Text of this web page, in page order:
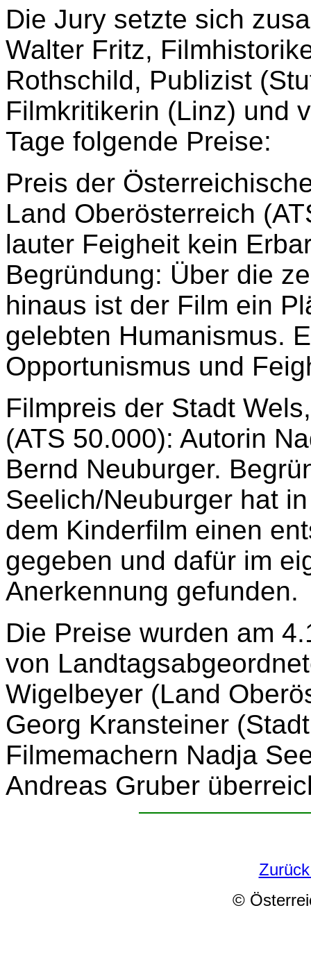
Die Jury setzte sich
Walter Fritz,
Rothschild, Publizist
Filmkritikerin (Linz) und
Tage folgende Preise:
Preis der
Land Oberösterreich
lauter Feigheit kein
Begründung: Über die
hinaus ist der Film ein
gelebten Humanismus.
Opportunismus und
Filmpreis der Stadt
(ATS 50.000): Autorin
Bernd Neuburger.
Seelich/Neuburger hat
dem Kinderfilm einen
gegeben und dafür im
Anerkennung gefunden.
Die Preise wurden am
von
Wigelbeyer (Land
Georg Kransteiner
Filmemachern Nadja
Andreas Gruber
©